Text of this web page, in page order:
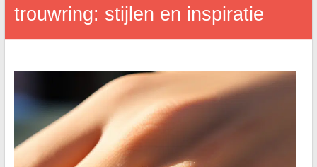
trouwring: stijlen en inspiratie